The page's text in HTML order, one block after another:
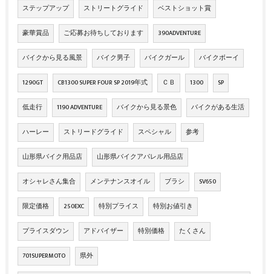
ステップアップ ストリートグライド ベストショット賞
豪華賞品 ご応募お待ちしております 390ADVENTURE
バイクから見る風景 バイク男子 バイクガール バイクボーイ
1290GT CB1300 SUPER FOUR SP 2019年式 ＣＢ 1300 SP
低走行 1190 ADVENTURE バイクから見る景色 バイクがある生活
ハーレー ストリードグライド スペシャル 参考
山形県バイク用品店 山形県バイクアパレル用品店
オシャレさん集合 メンテナンスオイル ブラシ SV650
限定価格 250EXC 特別プライス 特別お値引き
プライスダウン アドバイザー 特別価格 たくさん
701SUPERMOTO 県外